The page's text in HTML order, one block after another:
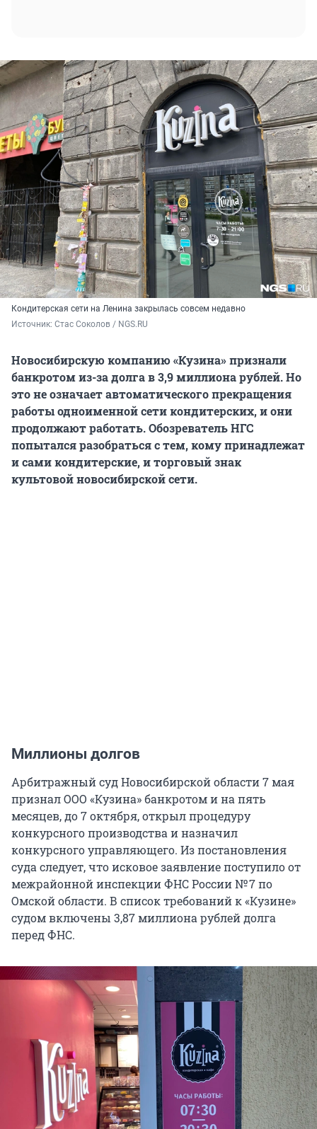
Кондитерская сети на Ленина закрылась совсем недавно
Источник: Стас Соколов / NGS.RU
Новосибирскую компанию «Кузина» признали
банкротом из-за долга в 3,9 миллиона рублей. Но
это не означает автоматического прекращения
работы одноименной сети кондитерских, и они
продолжают работать. Обозреватель НГС
попытался разобраться с тем, кому принадлежат
и сами кондитерские, и торговый знак
культовой новосибирской сети.
Миллионы долгов
Арбитражный суд Новосибирской области 7 мая
признал ООО «Кузина» банкротом и на пять
месяцев, до 7 октября, открыл процедуру
конкурсного производства и назначил
конкурсного управляющего. Из постановления
суда следует, что исковое заявление поступило от
межрайонной инспекции ФНС России№ 7по
Омской области. В список требований к «Кузине»
судом включены 3,87 миллиона рублей долга
перед ФНС.